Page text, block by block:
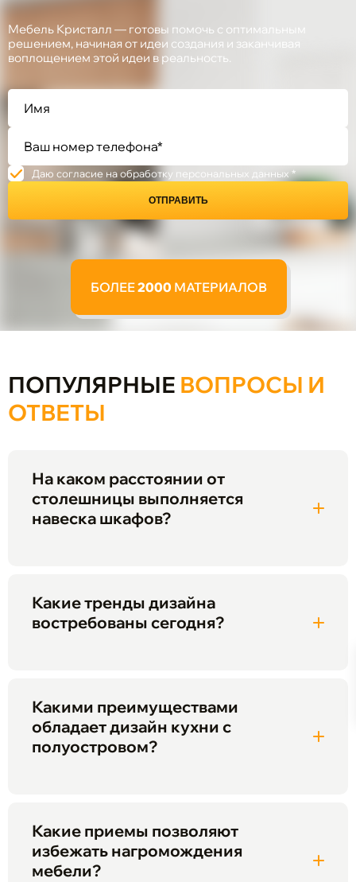
БОЛЕЕ2000 МАТЕРИАЛОВ
Мебель Кристалл — готовы помочь с оптимальным
решением, начиная от идеи создания и заканчивая
воплощением этой идеи в реальность.
Даю согласие на обработку персональных данных *
ОТПРАВИТЬ
ПОПУЛЯРНЫЕ ВОПРОСЫ И
ОТВЕТЫ
На каком расстоянии от
столешницы выполняется
навеска шкафов?
Какие тренды дизайна
востребованы сегодня?
Какими преимуществами
обладает дизайн кухни с
полуостровом?
Какие приемы позволяют
избежать нагромождения
мебели?